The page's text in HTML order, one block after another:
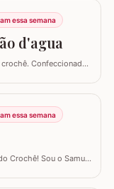
serem bem detalhados
cor. Este…
essa semana
d'agua
Confeccionado
crochê 1.75mm Flor
essa semana
Crochê! Sou o Samuel